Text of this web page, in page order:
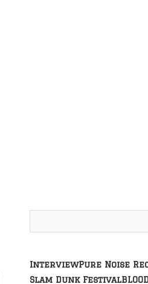
InterviewPure Noise
Slam Dunk Festival